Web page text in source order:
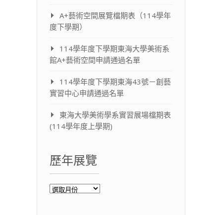
A+藝術空間展覽檔期表（114學年
度下學期）
114學年度下學期東海大學美術系
館A+藝術空間申請通過名單
114學年度下學期東海43號－創藝
實習中心申請通過名單
東海大學美術學系實習展場檔期表
(114學年度上學期)
歷年展覽
歷